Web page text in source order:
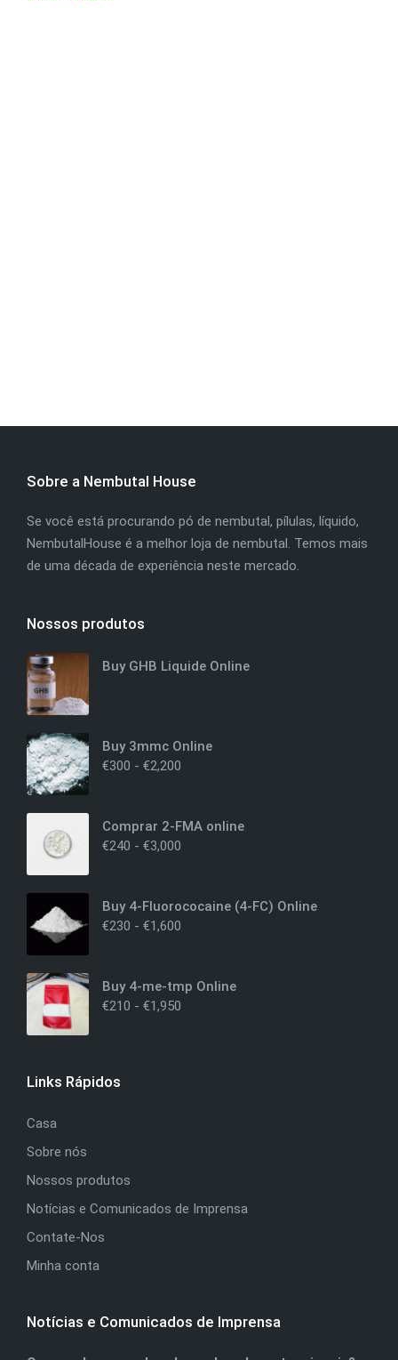
Sobre a Nembutal House
Se você está procurando pó de nembutal, pílulas, líquido,
NembutalHouse é a melhor loja de nembutal. Temos mais
de uma década de experiência neste mercado.
Nossos produtos
Buy GHB Liquide Online
Buy 3mmc Online
€300 - €2,200
Comprar 2-FMA online
€240 - €3,000
Buy 4-Fluorococaine (4-FC) Online
€230 - €1,600
Buy 4-me-tmp Online
€210 - €1,950
Links Rápidos
Casa
Sobre nós
Nossos produtos
Notícias e Comunicados de Imprensa
Contate-Nos
Minha conta
Notícias e Comunicados de Imprensa